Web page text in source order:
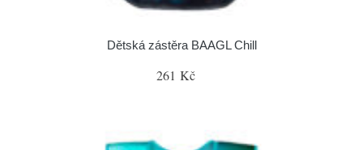
Dětská zástěra BAAGL Chill
261 Kč